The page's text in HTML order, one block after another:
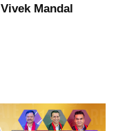
Vivek Mandal